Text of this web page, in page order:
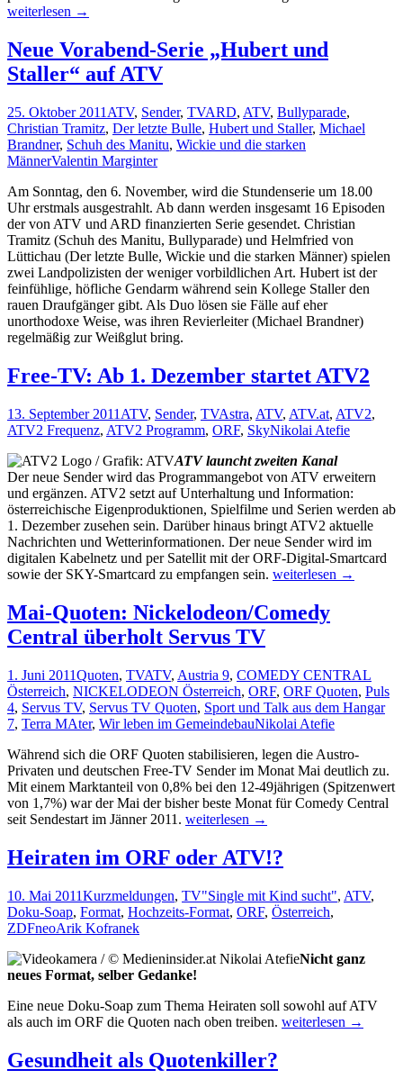
weiterlesen →
Neue Vorabend-Serie „Hubert und
Staller“ auf ATV
25. Oktober 2011 ATV, Sender, TVARD, ATV, Bullyparade,
Christian Tramitz, Der letzte Bulle, Hubert und Staller, Michael
Brandner, Schuh des Manitu, Wickie und die starken
MännerValentin Marginter
Am Sonntag, den 6. November, wird die Stundenserie um 18.00
Uhr erstmals ausgestrahlt. Ab dann werden insgesamt 16 Episoden
der von ATV und ARD finanzierten Serie gesendet. Christian
Tramitz (Schuh des Manitu, Bullyparade) und Helmfried von
Lüttichau (Der letzte Bulle, Wickie und die starken Männer) spielen
zwei Landpolizisten der weniger vorbildlichen Art. Hubert ist der
feinfühlige, höfliche Gendarm während sein Kollege Staller den
rauen Draufgänger gibt. Als Duo lösen sie Fälle auf eher
unorthodoxe Weise, was ihren Revierleiter (Michael Brandner)
regelmäßig zur Weißglut bring.
Free-TV: Ab 1. Dezember startet ATV2
13. September 2011 ATV, Sender, TVAstra, ATV, ATV.at, ATV2,
ATV2 Frequenz, ATV2 Programm, ORF, SkyNikolai Atefie
ATV launcht zweiten Kanal
Der neue Sender wird das Programmangebot von ATV erweitern
und ergänzen. ATV2 setzt auf Unterhaltung und Information:
österreichische Eigenproduktionen, Spielfilme und Serien werden ab
1. Dezember zusehen sein. Darüber hinaus bringt ATV2 aktuelle
Nachrichten und Wetterinformationen. Der neue Sender wird im
digitalen Kabelnetz und per Satellit mit der ORF-Digital-Smartcard
sowie der SKY-Smartcard zu empfangen sein. Free-
1.
ATV2
weiterlesen →
Mai-Quoten: Nickelodeon/Comedy
Central überholt Servus TV
1. Juni 2011Quoten, TVATV, Austria 9, COMEDY CENTRAL
Österreich, NICKELODEON Österreich, ORF, ORF Quoten, Puls
4, Servus TV, Servus TV Quoten, Sport und Talk aus dem Hangar
7, Terra MAter, Wir leben im GemeindebauNikolai Atefie
Während sich die ORF Quoten stabilisieren, legen die Austro-
Privaten und deutschen Free-TV Sender im Monat Mai deutlich zu.
Mit einem Marktanteil von 0,8% bei den 12-49jährigen (Spitzenwert
von 1,7%) war der Mai der bisher beste Monat für Comedy Central
seit Sendestart im Jänner 2011. Mai-
Nickelodeon/Comedy
Central
Servus
TV
weiterlesen →
Heiraten im ORF oder ATV!?
10. Mai 2011Kurzmeldungen, TV"Single mit Kind sucht", ATV,
Doku-Soap, Format, Hochzeits-Format, ORF, Österreich,
ZDFneoArik Kofranek
Nicht ganz
neues Format, selber Gedanke!
Eine neue Doku-Soap zum Thema Heiraten soll sowohl auf ATV
als auch im ORF die Quoten nach oben treiben. Heiraten
weiterlesen →
Gesundheit als Quotenkiller?